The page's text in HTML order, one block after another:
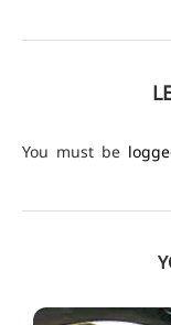
You must be